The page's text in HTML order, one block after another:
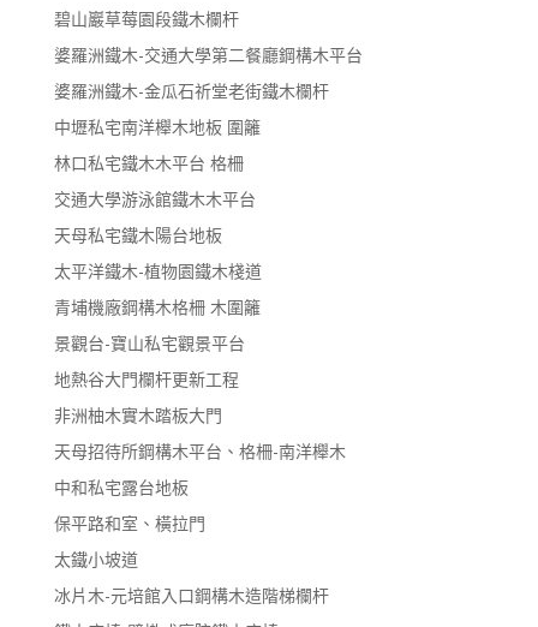
碧山巖草莓園段鐵木欄杆
婆羅洲鐵木-交通大學第二餐廳鋼構木平台
婆羅洲鐵木-金瓜石祈堂老街鐵木欄杆
中壢私宅南洋櫸木地板 圍籬
林口私宅鐵木木平台 格柵
交通大學游泳館鐵木木平台
天母私宅鐵木陽台地板
太平洋鐵木-植物園鐵木棧道
青埔機廠鋼構木格柵 木圍籬
景觀台-寶山私宅觀景平台
地熱谷大門欄杆更新工程
非洲柚木實木踏板大門
天母招待所鋼構木平台、格柵-南洋櫸木
中和私宅露台地板
保平路和室、橫拉門
太鐵小坡道
冰片木-元培館入口鋼構木造階梯欄杆